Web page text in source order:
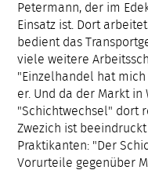
Petermann, der im
Einsatz ist. Dort
bedient das
viele weitere
"Einzelhandel hat
er. Und da der Markt
"Schichtwechsel" dort
Zwezich ist
Praktikanten: "Der
Vorurteile gegenüber